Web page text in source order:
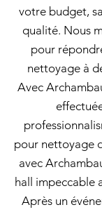
votre budget,
qualité. Nous
pour
nettoyage à
Avec
pour nettoyage
avec
hall impeccable
Après un